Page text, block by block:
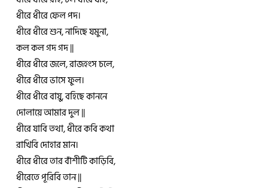
ধীরে ধীরে ফেল পদ।
ধীরে ধীরে শুন, নাদিছে যমুনা,
কল কল গদ গদ ||
ধীরে ধীরে জলে, রাজহংস চলে,
ধীরে ধীরে ভাসে ফুল।
ধীরে ধীরে বায়ু, বহিছে কাননে
দোলায়ে আমার দুল ||
ধীরে যাবি তথা, ধীরে কবি কথা
রাখিবি দোহার মান।
ধীরে ধীরে তার বাঁশীটি কাড়িবি,
ধীরেতে পূরিবি তান ||